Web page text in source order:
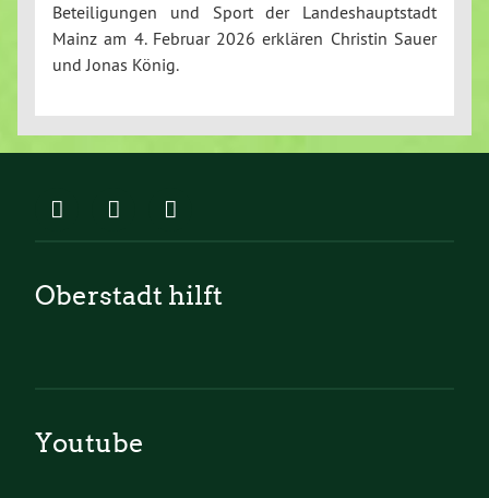
Beteiligungen und Sport der Landeshauptstadt
Mainz am 4. Februar 2026 erklären Christin Sauer
und Jonas König.
Oberstadt hilft
Youtube